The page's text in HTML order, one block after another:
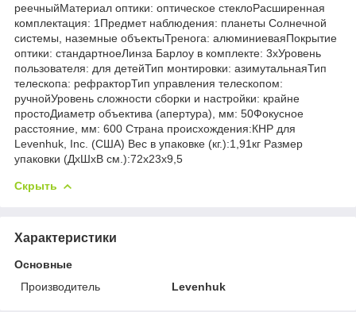
реечныйМатериал оптики: оптическое стеклоРасширенная
комплектация: 1Предмет наблюдения: планеты Солнечной
системы, наземные объектыТренога: алюминиеваяПокрытие
оптики: стандартноеЛинза Барлоу в комплекте: 3xУровень
пользователя: для детейТип монтировки: азимутальнаяТип
телескопа: рефракторТип управления телескопом:
ручнойУровень сложности сборки и настройки: крайне
простоДиаметр объектива (апертура), мм: 50Фокусное
расстояние, мм: 600 Страна происхождения:КНР для
Levenhuk, Inc. (США) Вес в упаковке (кг.):1,91кг Размер
упаковки (ДхШхВ см.):72x23x9,5
Скрыть
Характеристики
Основные
Производитель
Levenhuk